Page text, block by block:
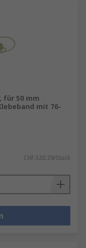
für 50 mm
mit 76-
CHF.320.29/Stück